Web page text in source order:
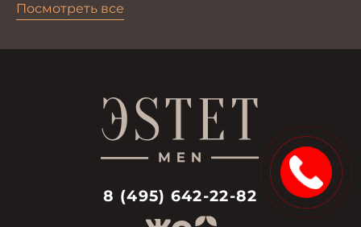
Посмотреть все
8 (495) 642-22-82
15%